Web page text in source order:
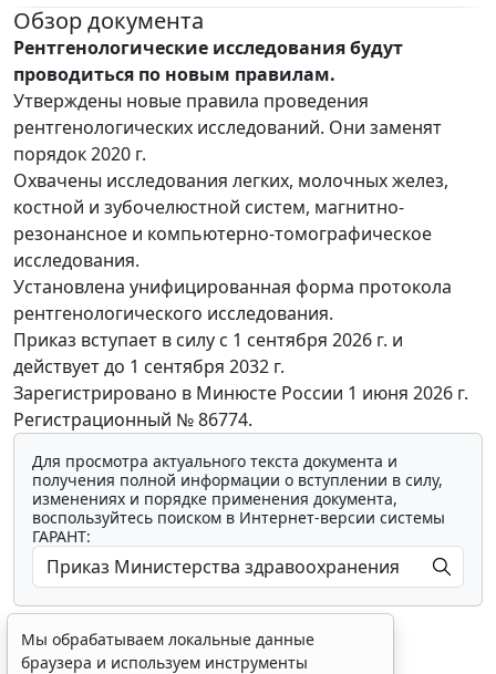
Обзор документа
Рентгенологические исследования будут
проводиться по новым правилам.
Утверждены новые правила проведения
рентгенологических исследований. Они заменят
порядок 2020 г.
Охвачены исследования легких, молочных желез,
костной и зубочелюстной систем, магнитно-
резонансное и компьютерно-томографическое
исследования.
Установлена унифицированная форма протокола
рентгенологического исследования.
Приказ вступает в силу с 1 сентября 2026 г. и
действует до 1 сентября 2032 г.
Зарегистрировано в Минюсте России 1 июня 2026 г.
Регистрационный № 86774.
Для просмотра актуального текста документа и
получения полной информации о вступлении в силу,
изменениях и порядке применения документа,
воспользуйтесь поиском в Интернет-версии системы
ГАРАНТ:
Мы обрабатываем локальные данные
браузера и используем инструменты